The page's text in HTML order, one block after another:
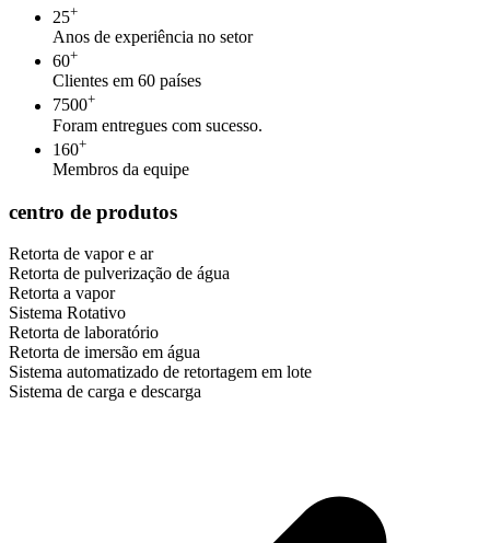
25+
Anos de experiência no setor
60+
Clientes em 60 países
7500+
Foram entregues com sucesso.
160+
Membros da equipe
centro de produtos
Retorta de vapor e ar
Retorta de pulverização de água
Retorta a vapor
Sistema Rotativo
Retorta de laboratório
Retorta de imersão em água
Sistema automatizado de retortagem em lote
Sistema de carga e descarga